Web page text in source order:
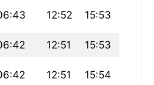
12:52 15:53
12:51 15:53
12:51 15:54